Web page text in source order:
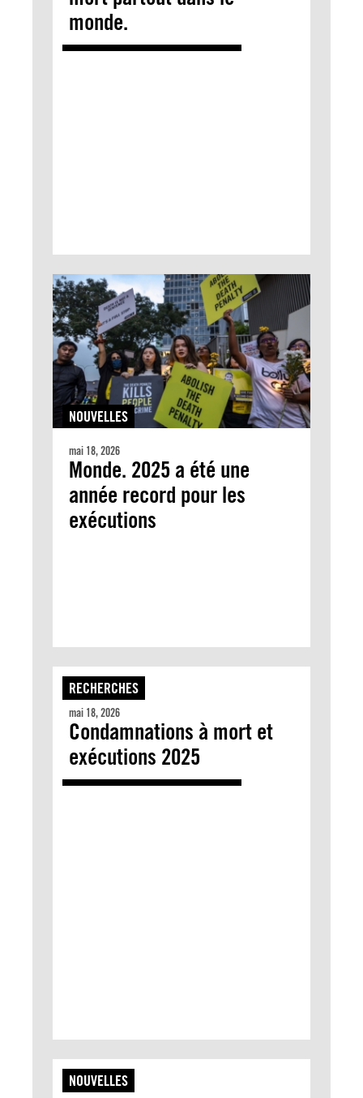
monde.
NOUVELLES
mai 18, 2026
Monde. 2025 a été une
année record pour les
exécutions
RECHERCHES
mai 18, 2026
Condamnations à mort et
exécutions 2025
NOUVELLES